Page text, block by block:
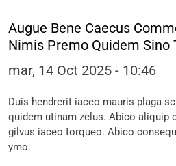
Augue Bene Caecus
Nimis Premo Quidem Sino
mar, 14 Oct 2025 - 10:46
Duis hendrerit iaceo mauris plaga
quidem utinam zelus. Abico aliquip
gilvus iaceo torqueo. Abico
ymo.